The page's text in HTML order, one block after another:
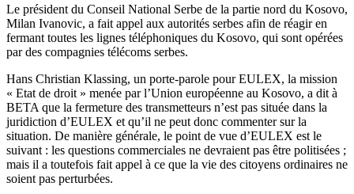
Le président du Conseil National Serbe de la partie nord du Kosovo,
Milan Ivanovic, a fait appel aux autorités serbes afin de réagir en
fermant toutes les lignes téléphoniques du Kosovo, qui sont opérées
par des compagnies télécoms serbes.
Hans Christian Klassing, un porte-parole pour EULEX, la mission
« Etat de droit » menée par l’Union européenne au Kosovo, a dit à
BETA que la fermeture des transmetteurs n’est pas située dans la
juridiction d’EULEX et qu’il ne peut donc commenter sur la
situation. De manière générale, le point de vue d’EULEX est le
suivant : les questions commerciales ne devraient pas être politisées ;
mais il a toutefois fait appel à ce que la vie des citoyens ordinaires ne
soient pas perturbées.